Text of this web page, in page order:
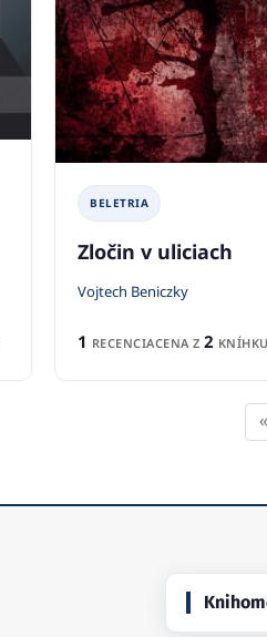
BELETRIA
Zločin v uliciach
Vojtech Beniczky
1 RECENCIACENA Z 2